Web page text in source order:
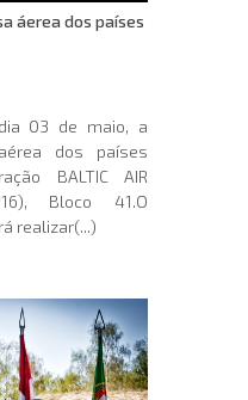
áerea dos países
03 de maio, a
dos países
BALTIC AIR
Bloco 41.O
realizar(...)